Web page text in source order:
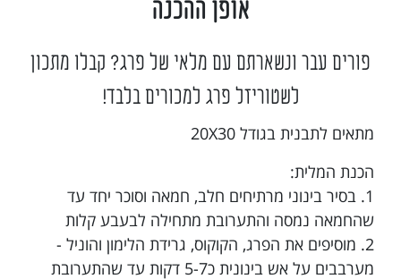
אופן ההכנה
פורים עבר ונשארתם עם מלאי של פרג? קבלו מתכון
לשטוריזל פרג למכורים בלבד!
מתאים לתבנית בגודל 20X30
הכנת המלית:
1. בסיר בינוני מרתיחים חלב, חמאה וסוכר יחד עד
שהחמאה נמסה והתערובת מתחילה לבעבע קלות
2. מוסיפים את הפרג, הקוקוס, גרידת הלימון והוניל -
מערבבים על אש בינונית כ5-7 דקות עד שהתערובת